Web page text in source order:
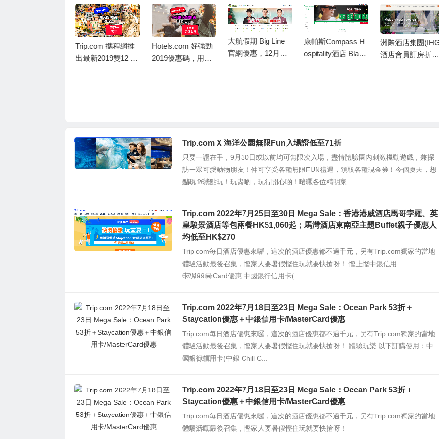
Trip.com 攜程網推
出最新2019雙12 酒
Hotels.com 好強勁
2019優惠碼，用銀
大航假期 Big Line
官網優惠，12月逢
康帕斯Compass H
ospitality酒店 Black
洲際酒店集團(IHG)
酒店會員訂房折扣,
Trip.com X 海洋公園無限Fun入場證低至71折
只要一證在手，9月30日或以前均可無限次入場，盡情體驗園內刺激機動遊戲，兼探
訪一眾可愛動物朋友！仲可享受各種無限FUN禮遇，領取各種現金券！今個夏天，想
點玩？就點玩！玩盡啲，玩得開心啲！啱曬各位精明家...
06月16日
Trip.com 2022年7月25日至30日 Mega Sale：香港港威酒店馬哥孛羅、英
皇駿景酒店等包兩餐HK$1,060起；馬灣酒店東南亞主題Buffet親子優惠人
均低至HK$270
Trip.com每日酒店優惠來囉，這次的酒店優惠都不過千元，另有Trip.com獨家的當地
體驗活動最後召集，慳家人要暑假慳住玩就要快搶呀！ 慳上慳中銀信用
卡/MasterCard優惠 中國銀行信用卡(...
07月22日
Trip.com 2022年7月18日至23日 Mega Sale：Ocean Park 53折＋
Staycation優惠＋中銀信用卡/MasterCard優惠
Trip.com每日酒店優惠來囉，這次的酒店優惠都不過千元，另有Trip.com獨家的當地
體驗活動最後召集，慳家人要暑假慳住玩就要快搶呀！ 體驗玩樂 以下訂購使用：中
國銀行信用卡(中銀 Chill C...
07月16日
Trip.com 2022年7月18日至23日 Mega Sale：Ocean Park 53折＋
Staycation優惠＋中銀信用卡/MasterCard優惠
Trip.com每日酒店優惠來囉，這次的酒店優惠都不過千元，另有Trip.com獨家的當地
體驗活動最後召集，慳家人要暑假慳住玩就要快搶呀！
07月14日